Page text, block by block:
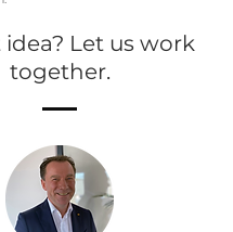
idea? Let us work
together.